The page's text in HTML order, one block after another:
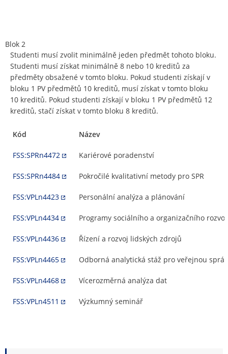
Blok 2
Studenti musí zvolit minimálně jeden předmět tohoto bloku.
Studenti musí získat minimálně 8 nebo 10 kreditů za
předměty obsažené v tomto bloku. Pokud studenti získají v
bloku 1 PV předmětů 10 kreditů, musí získat v tomto bloku
10 kreditů. Pokud studenti získají v bloku 1 PV předmětů 12
kreditů, stačí získat v tomto bloku 8 kreditů.
Kód Název
FSS:SPRn4472 Kariérové poradenství
FSS:SPRn4484 Pokročilé kvalitativní metody pro SPR
FSS:VPLn4423 Personální analýza a plánování
FSS:VPLn4434 Programy sociálního a organizačního
FSS:VPLn4436 Řízení a rozvoj lidských zdrojů
FSS:VPLn4465 Odborná analytická stáž pro veřejnou
FSS:VPLn4468 Vícerozměrná analýza dat
FSS:VPLn4511 Výzkumný seminář